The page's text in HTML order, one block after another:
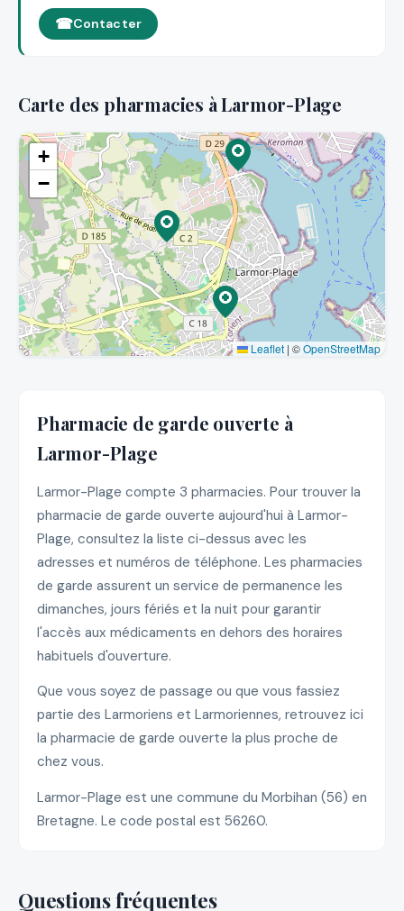
Contacter
Carte des pharmacies à Larmor-Plage
+
−
Leaflet | ©OpenStreetMap
Pharmacie de garde ouverte à
Larmor-Plage
Larmor-Plage compte 3 pharmacies. Pour trouver la
pharmacie de garde ouverte aujourd'hui à Larmor-
Plage, consultez la liste ci-dessus avec les
adresses et numéros de téléphone. Les pharmacies
de garde assurent un service de permanence les
dimanches, jours fériés et la nuit pour garantir
l'accès aux médicaments en dehors des horaires
habituels d'ouverture.
Que vous soyez de passage ou que vous fassiez
partie des Larmoriens et Larmoriennes, retrouvez ici
la pharmacie de garde ouverte la plus proche de
chez vous.
Larmor-Plage est une commune du Morbihan (56) en
Bretagne. Le code postal est 56260.
Questions fréquentes